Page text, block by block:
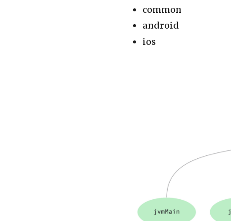
common
android
ios